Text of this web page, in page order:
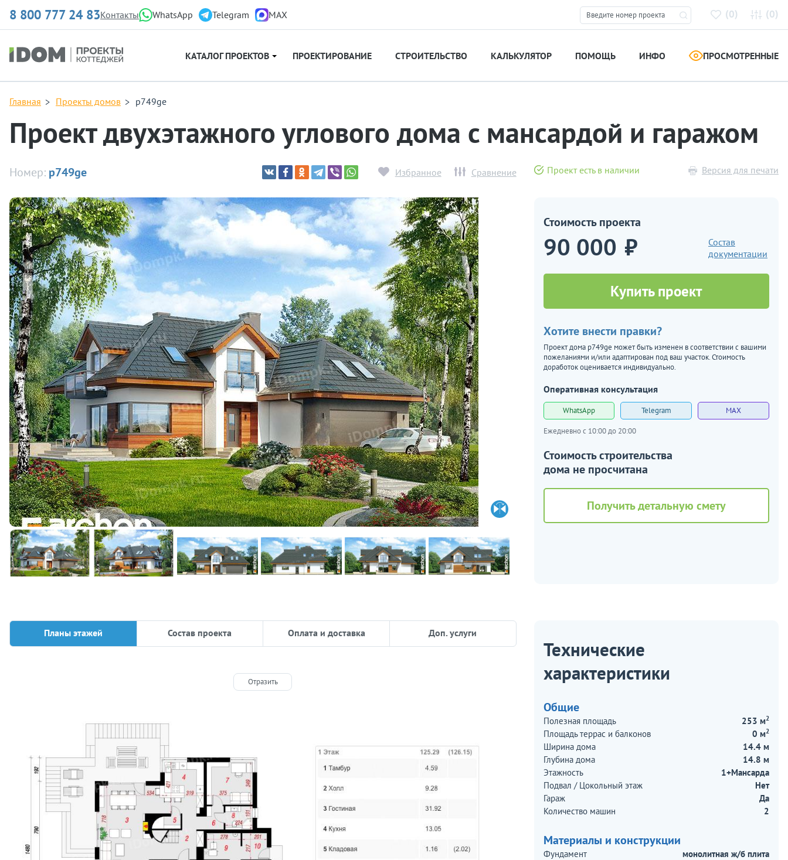
MAX
Telegram
WhatsApp
Контакты
8 800 777 24 83 (0) (0)
КАТАЛОГ ПРОЕКТОВ ПРОЕКТИРОВАНИЕ СТРОИТЕЛЬСТВО КАЛЬКУЛЯТОР ПОМОЩЬ ИНФО ПРОСМОТРЕННЫЕ
Главная Проекты домов p749ge
Проект двухэтажного углового дома с мансардой и гаражом
Номер: p749ge Избранное Сравнение Проект есть в наличии Версия для печати
Стоимость проекта
90 000 ₽
Состав
документации
Купить проект
Хотите внести правки?
Проект дома p749ge может быть изменен в соответствии с вашими
пожеланиями и/или адаптирован под ваш участок. Стоимость
доработок оценивается индивидуально.
Оперативная консультация
WhatsApp Telegram MAX
Ежедневно с 10:00 до 20:00
Стоимость строительства
дома не просчитана
Получить детальную смету
Планы этажей Состав проекта Оплата и доставка Доп. услуги
Технические
характеристики
Общие
Полезная площадь 253 м2
Площадь террас и балконов 0 м2
Ширина дома
14.4 м
Глубина дома
14.8 м
Этажность
1+Мансарда
Подвал / Цокольный этаж
Нет
Гараж
Да
Количество машин
2
Материалы и конструкции
Фундамент
монолитная ж/б плита